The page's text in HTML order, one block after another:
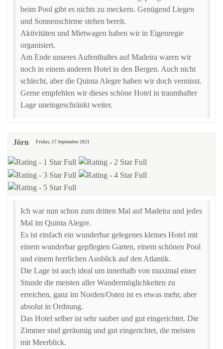
beim Pool gibt es nichts zu meckern. Genügend Liegen
und Sonnenschirme stehen bereit.
Aktivitäten und Mietwagen haben wir in Eigenregie
organisiert.
Am Ende unseres Aufenthaltes auf Madeira waren wir
noch in einem anderen Hotel in den Bergen. Auch nicht
schlecht, aber die Quinta Alegre haben wir doch vermisst.
Gerne empfehlen wir dieses schöne Hotel in traumhafter
Lage uneingeschränkt weiter.
Jörn Friday, 17 September 2021
Ich war nun schon zum dritten Mal auf Madeira und jedes
Mal im Quinta Alegre.
Es ist einfach ein wunderbar gelegenes kleines Hotel mit
einem wunderbar gepflegten Garten, einem schönen Pool
und einem herrlichen Ausblick auf den Atlantik.
Die Lage ist auch ideal um innerhalb von maximal einer
Stunde die meisten aller Wandermöglichkeiten zu
erreichen, ganz im Norden/Osten ist es etwas mehr, aber
absolut in Ordnung.
Das Hotel selber ist sehr sauber und gut eingerichtet. Die
Zimmer sind geräumig und gut eingerichtet, die meisten
mit Meerblick.